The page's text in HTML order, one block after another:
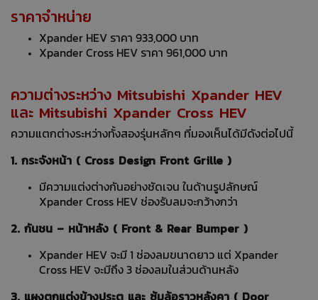
ราคาจำหน่าย
Xpander HEV ราคา 933,000 บาท
Xpander Cross HEV ราคา 961,000 บาท
ความต่างระหว่าง Mitsubishi Xpander HEV
และ Mitsubishi Xpander Cross HEV
ความแตกต่างระหว่างทั้งสองรุ่นหลักๆ ที่มองเห็นได้มีดังต่อไปนี้
1. กระจังหน้า ( Cross Design Front Grille )
มีความแต่งต่างกันอย่างชัดเจน ในด้านรูปลักษณ์
Xpander Cross HEV ช่องรับลมจะกว้างกว่า
2. กันชน – หน้าหลัง ( Front & Rear Bumper )
Xpander HEV จะมี 1 ช่องลมขนาดยาว แต่ Xpander
Cross HEV จะมีถึง 3 ช่องลมในส่วนด้านหลัง
3. แผงตกแต่งข้างประตู และ ซุ้มล้อราวหลังคา ( Door